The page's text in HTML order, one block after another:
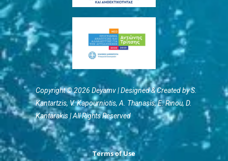
Copyright © 2026 Deyamv | Designed & Created by S.
Kantartzis, V. Kapourniotis, Α. Thanasis, E. Rinou, D.
Kantarakis | All Rights Reserved
Terms of Use